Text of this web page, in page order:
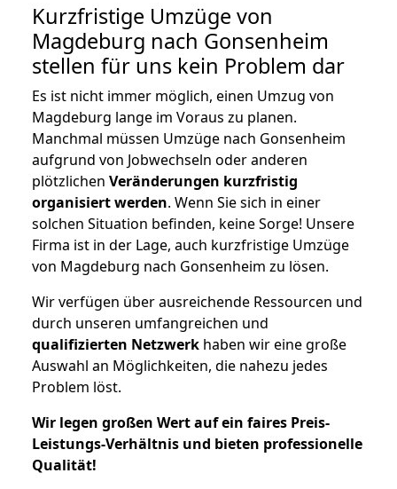
Kurzfristige Umzüge von
Magdeburg nach Gonsenheim
stellen für uns kein Problem dar
Es ist nicht immer möglich, einen Umzug von
Magdeburg lange im Voraus zu planen.
Manchmal müssen Umzüge nach Gonsenheim
aufgrund von Jobwechseln oder anderen
plötzlichen Veränderungen kurzfristig
organisiert werden. Wenn Sie sich in einer
solchen Situation befinden, keine Sorge! Unsere
Firma ist in der Lage, auch kurzfristige Umzüge
von Magdeburg nach Gonsenheim zu lösen.
Wir verfügen über ausreichende Ressourcen und
durch unseren umfangreichen und
qualifizierten Netzwerk haben wir eine große
Auswahl an Möglichkeiten, die nahezu jedes
Problem löst.
Wir legen großen Wert auf ein faires Preis-
Leistungs-Verhältnis und bieten professionelle
Qualität!